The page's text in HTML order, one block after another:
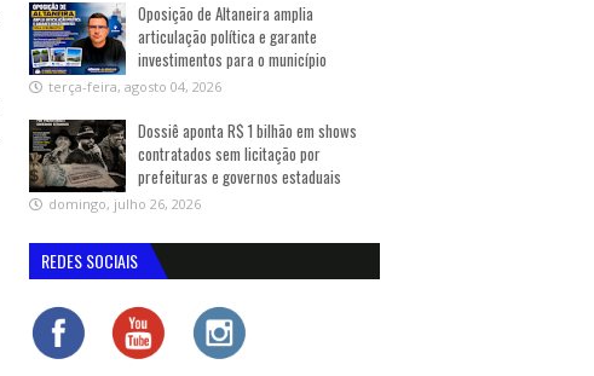
Oposição de Altaneira amplia
articulação política e garante
investimentos para o município
terça-feira, agosto 04, 2026
Dossiê aponta R$ 1 bilhão em shows
contratados sem licitação por
prefeituras e governos estaduais
domingo, julho 26, 2026
REDES SOCIAIS